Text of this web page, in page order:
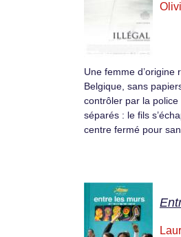
Une femme d’origine
Belgique, sans
contrôler par la police
séparés : le fils
centre fermé pour